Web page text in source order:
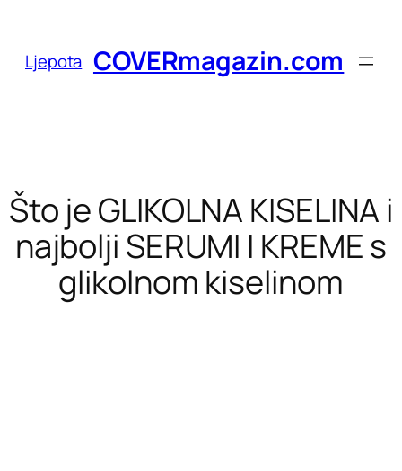
sadržaja
Ljepota COVERmagazin.com
Što je GLIKOLNA KISELINA i
najbolji SERUMI I KREME s
glikolnom kiselinom